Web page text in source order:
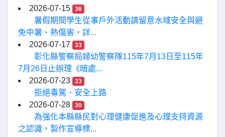
2026-07-15
36
暑假期間學生從事戶外活動請留意水域安全與避
免中暑、熱傷害，詳...
2026-07-17
33
彰化縣警察局婦幼警察隊115年7月13日至115年
7月26日止辦理《暗處...
2026-07-23
33
拒絕毒駕、安全上路
2026-07-28
30
為強化本縣縣民對心理健康促進及心理支持資源
之認識，製作宣導標...